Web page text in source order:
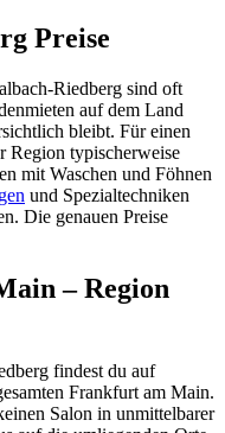
Preise
Riedberg sind oft
auf dem Land
bleibt. Für einen
Region typischerweise
mit Waschen und Föhnen
und Spezialtechniken
Die genauen Preise
– Region
findest du auf
Frankfurt am Main.
Salon in unmittelbarer